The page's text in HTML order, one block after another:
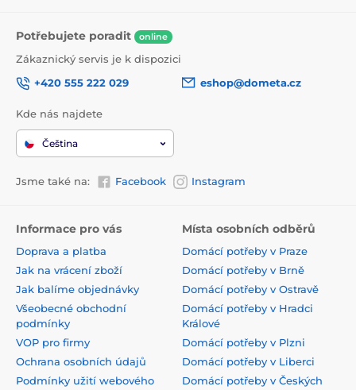
Potřebujete poradit online
Zákaznický servis je k dispozici
+420 555 222 029
eshop@dometa.cz
Kde nás najdete
Čeština
Jsme také na: Facebook Instagram
Informace pro vás
Doprava a platba
Jak na vrácení zboží
Jak balíme objednávky
Všeobecné obchodní
podmínky
VOP pro firmy
Ochrana osobních údajů
Podmínky užití webového
Místa osobních odběrů
Domácí potřeby v Praze
Domácí potřeby v Brně
Domácí potřeby v Ostravě
Domácí potřeby v Hradci
Králové
Domácí potřeby v Plzni
Domácí potřeby v Liberci
Domácí potřeby v Českých